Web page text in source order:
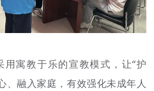
用寓教于乐的宣教模式，让“护
、融入家庭，有效强化未成年人